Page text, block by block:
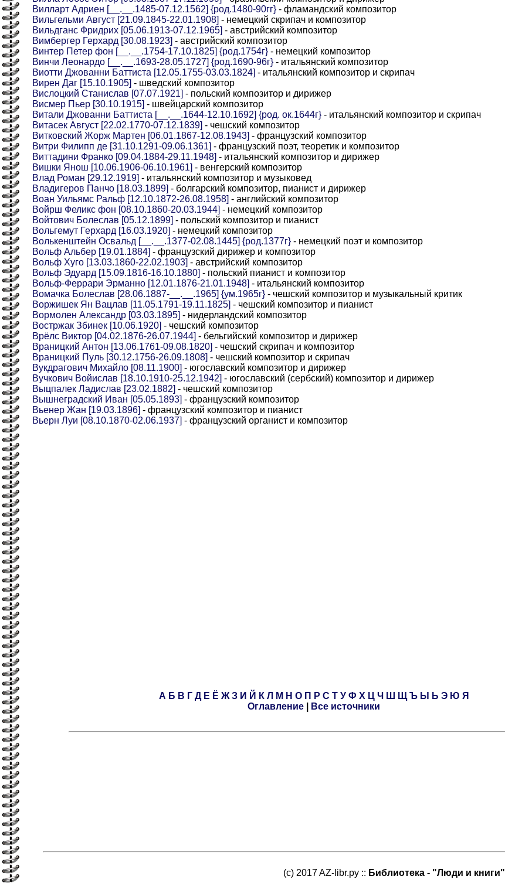
Вилларт Адриен [__.__.1485-07.12.1562] {род.1480-90гг} - фламандский композитор
Вильгельми Август [21.09.1845-22.01.1908] - немецкий скрипач и композитор
Вильдганс Фридрих [05.06.1913-07.12.1965] - австрийский композитор
Вимбергер Герхард [30.08.1923] - австрийский композитор
Винтер Петер фон [__.__.1754-17.10.1825] {род.1754г} - немецкий композитор
Винчи Леонардо [__.__.1693-28.05.1727] {род.1690-96г} - итальянский композитор
Виотти Джованни Баттиста [12.05.1755-03.03.1824] - итальянский композитор и скрипач
Вирен Даг [15.10.1905] - шведский композитор
Вислоцкий Станислав [07.07.1921] - польский композитор и дирижер
Висмер Пьер [30.10.1915] - швейцарский композитор
Витали Джованни Баттиста [__.__.1644-12.10.1692] {род. ок.1644г} - итальянский композитор и скрипач
Витасек Август [22.02.1770-07.12.1839] - чешский композитор
Витковский Жорж Мартен [06.01.1867-12.08.1943] - французский композитор
Витри Филипп де [31.10.1291-09.06.1361] - французский поэт, теоретик и композитор
Виттадини Франко [09.04.1884-29.11.1948] - итальянский композитор и дирижер
Вишки Янош [10.06.1906-06.10.1961] - венгерский композитор
Влад Роман [29.12.1919] - итальянский композитор и музыковед
Владигеров Панчо [18.03.1899] - болгарский композитор, пианист и дирижер
Воан Уильямс Ральф [12.10.1872-26.08.1958] - английский композитор
Войрш Феликс фон [08.10.1860-20.03.1944] - немецкий композитор
Войтович Болеслав [05.12.1899] - польский композитор и пианист
Вольгемут Герхард [16.03.1920] - немецкий композитор
Волькенштейн Освальд [__.__.1377-02.08.1445] {род.1377г} - немецкий поэт и композитор
Вольф Альбер [19.01.1884] - французский дирижер и композитор
Вольф Хуго [13.03.1860-22.02.1903] - австрийский композитор
Вольф Эдуард [15.09.1816-16.10.1880] - польский пианист и композитор
Вольф-Феррари Эрманно [12.01.1876-21.01.1948] - итальянский композитор
Вомачка Болеслав [28.06.1887-__.__.1965] {ум.1965г} - чешский композитор и музыкальный критик
Воржишек Ян Вацлав [11.05.1791-19.11.1825] - чешский композитор и пианист
Вормолен Александр [03.03.1895] - нидерландский композитор
Востржак Збинек [10.06.1920] - чешский композитор
Врёлс Виктор [04.02.1876-26.07.1944] - бельгийский композитор и дирижер
Враницкий Антон [13.06.1761-09.08.1820] - чешский скрипач и композитор
Враницкий Пуль [30.12.1756-26.09.1808] - чешский композитор и скрипач
Вукдрагович Михайло [08.11.1900] - югославский композитор и дирижер
Вучкович Войислав [18.10.1910-25.12.1942] - югославский (сербский) композитор и дирижер
Выцпалек Ладислав [23.02.1882] - чешский композитор
Вышнеградский Иван [05.05.1893] - французский композитор
Вьенер Жан [19.03.1896] - французский композитор и пианист
Вьерн Луи [08.10.1870-02.06.1937] - французский органист и композитор
А Б В Г Д Е Ё Ж З И Й К Л М Н О П Р С Т У Ф Х Ц Ч Ш Щ Ъ Ы Ь Э Ю Я
Оглавление
Все источники
(c) 2017 AZ-libr.ру :: Библиотека - "Люди и книги"